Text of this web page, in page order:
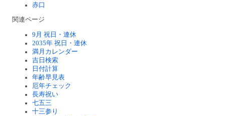
赤口
関連ページ
9月 祝日・連休
2035年 祝日・連休
満月カレンダー
吉日検索
日付計算
年齢早見表
厄年チェック
長寿祝い
七五三
十三参り